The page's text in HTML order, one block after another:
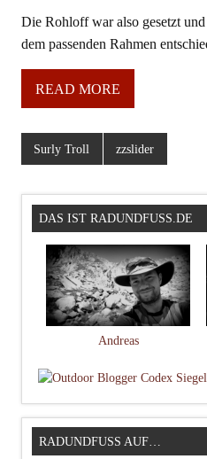
Die Rohloff war also gesetzt
dem passenden Rahmen
READ MORE
Surly Troll zzslider
DAS IST RADUNDFUSS.DE
Andreas
RADUNDFUSS AUF…